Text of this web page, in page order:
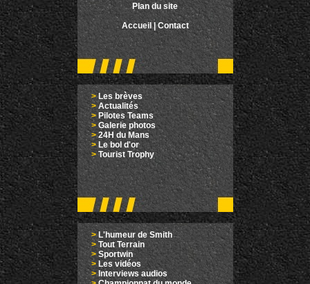
Plan du site
Accueil |Contact
>Les brèves
> Actualités
> Pilotes Teams
>Galerie photos
>24H du Mans
>Le bol d'or
> Tourist Trophy
>L'humeur de Smith
> Tout Terrain
> Sportwin
> Les vidéos
> Interviews audios